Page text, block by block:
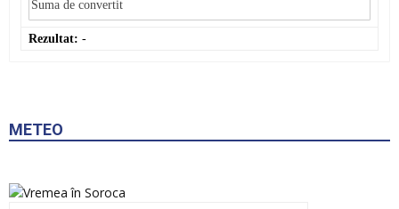
Rezultat: -
METEO